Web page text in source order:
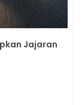
Jajaran